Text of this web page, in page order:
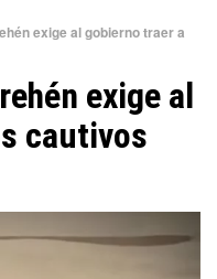
exige al gobierno traer a
exige al
cautivos